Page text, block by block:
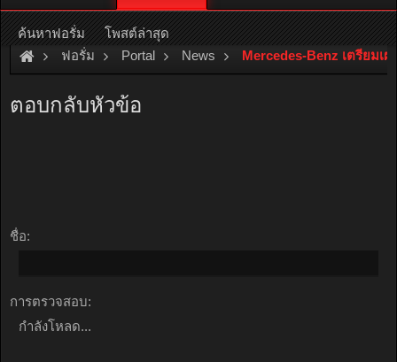
หรืออ่านรายละเอียดเพิ่มเติม คลิกที่นี่
ฟอรั่ม Portal News Mercedes-Benz เตรียมเ
ตอบกลับหัวข้อ
ชื่อ:
การตรวจสอบ:
กำลังโหลด...
ค้นหาฟอรั่ม โพสต์ล่าสุด